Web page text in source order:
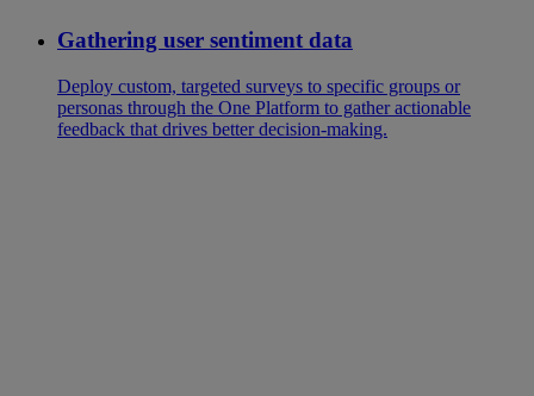
Gathering user sentiment data
Deploy custom, targeted surveys to specific groups or
personas through the One Platform to gather actionable
feedback that drives better decision-making.